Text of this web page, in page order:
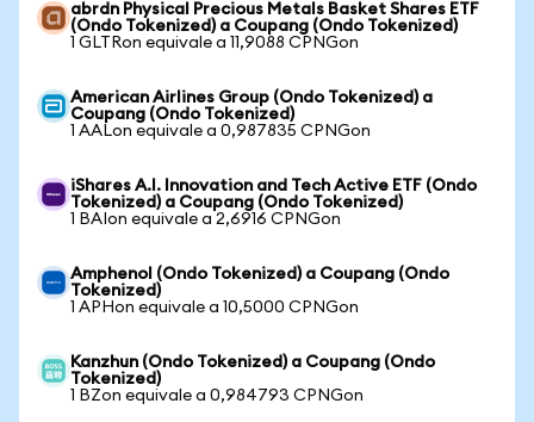
abrdn Physical Precious Metals Basket Shares ETF
(Ondo Tokenized) a Coupang (Ondo Tokenized)
1 GLTRon equivale a 11,9088 CPNGon
American Airlines Group (Ondo Tokenized) a
Coupang (Ondo Tokenized)
1 AALon equivale a 0,987835 CPNGon
iShares A.I. Innovation and Tech Active ETF (Ondo
Tokenized) a Coupang (Ondo Tokenized)
1 BAIon equivale a 2,6916 CPNGon
Amphenol (Ondo Tokenized) a Coupang (Ondo
Tokenized)
1 APHon equivale a 10,5000 CPNGon
Kanzhun (Ondo Tokenized) a Coupang (Ondo
Tokenized)
1 BZon equivale a 0,984793 CPNGon